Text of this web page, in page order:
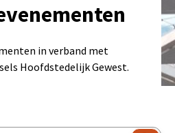
in verband met
Hoofdstedelijk Gewest.